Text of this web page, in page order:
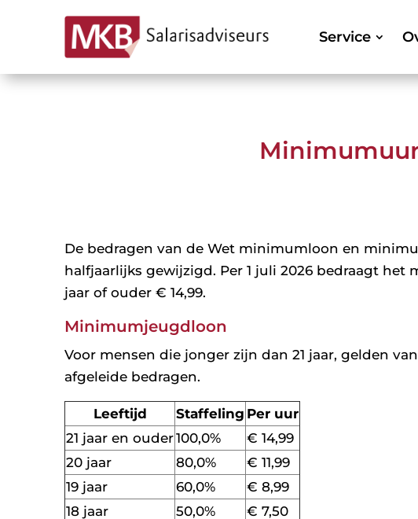
Service
De bedragen van de Wet minimumloon en
halfjaarlijks gewijzigd. Per 1 juli 2026 bedraagt
jaar of ouder € 14,99.
Minimumjeugdloon
Voor mensen die jonger zijn dan 21 jaar, gelden
afgeleide bedragen.
Leeftijd Staffeling Per uur
21 jaar en ouder100,0%
€ 14,99
20 jaar
80,0%
€ 11,99
19 jaar
60,0%
€ 8,99
18 jaar
50,0%
€ 7,50